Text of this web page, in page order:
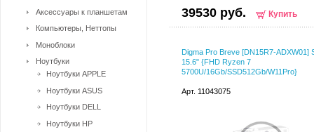
39530 руб. Купить
Digma Pro Breve [DN15R7-ADXW01]
15.6" {FHD Ryzen 7
5700U/16Gb/SSD512Gb/W11Pro}
Арт. 11043075
Аксессуары к планшетам
Компьютеры, Неттопы
Моноблоки
Ноутбуки
Ноутбуки APPLE
Ноутбуки ASUS
Ноутбуки DELL
Ноутбуки HP